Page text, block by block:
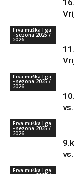
Prva muška liga
- sezona 2025 /
2026
Prva muška liga
- sezona 2025 /
2026
Prva muška liga
- sezona 2025 /
2026
Prva muška liga